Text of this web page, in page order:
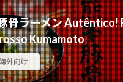
骨ラーメン Autêntico!
Kumamoto
外向け